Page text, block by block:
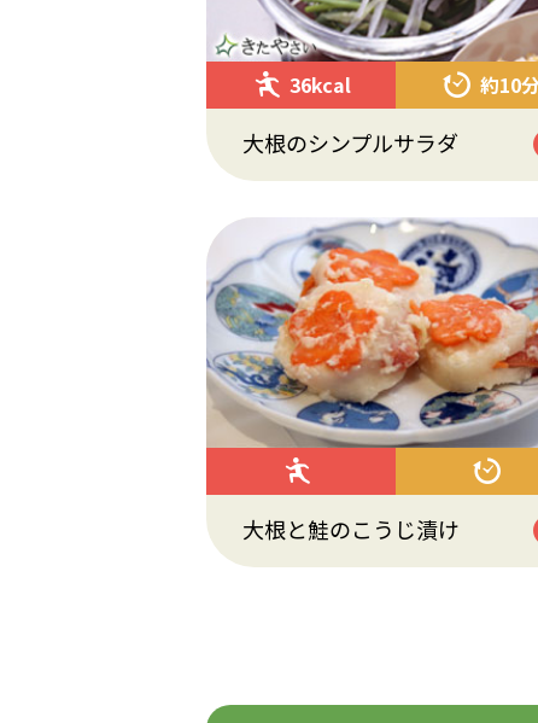
36kcal 約10
大根のシンプルサラダ
大根と鮭のこうじ漬け